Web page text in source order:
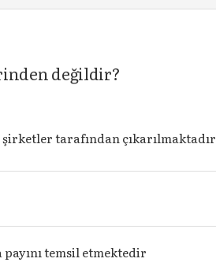
değildir?
tarafından çıkarılmaktadır
temsil etmektedir